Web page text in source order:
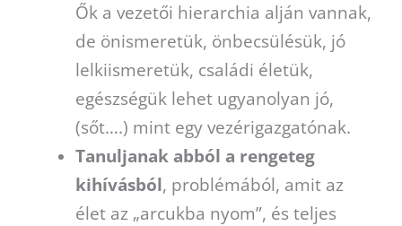
Ők a vezetői hierarchia alján vannak,
de önismeretük, önbecsülésük, jó
lelkiismeretük, családi életük,
egészségük lehet ugyanolyan jó,
(sőt….) mint egy vezérigazgatónak.
Tanuljanak abból a rengeteg
kihívásból, problémából, amit az
élet az „arcukba nyom”, és teljes